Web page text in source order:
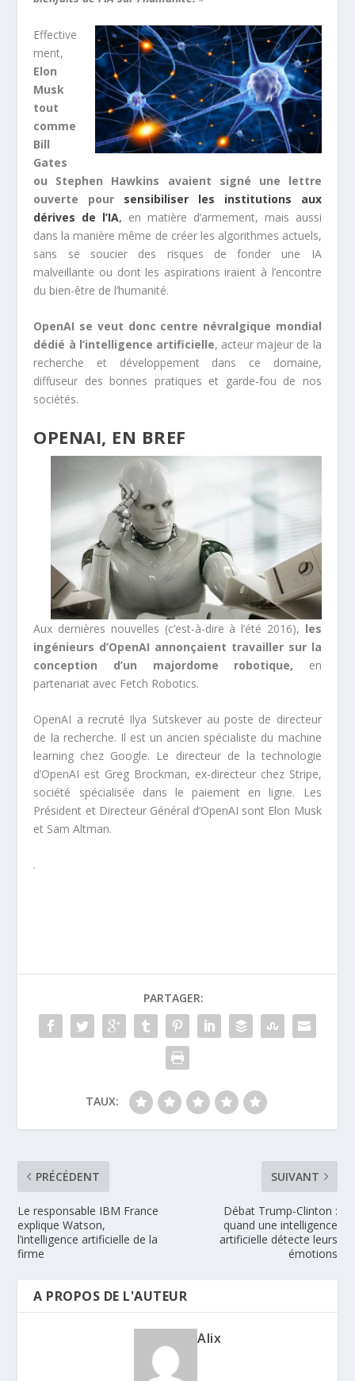
Effective
ment,
Elon
Musk
tout
comme
Bill
Gates
ou Stephen Hawkins avaient signé une lettre
ouverte pour sensibiliser les institutions aux
dérives de l’IA, en matière d’armement, mais aussi
dans la manière même de créer les algorithmes actuels,
sans se soucier des risques de fonder une IA
malveillante ou dont les aspirations iraient à l’encontre
du bien-être de l’humanité.
OpenAI se veut donc centre névralgique mondial
dédié à l’intelligence artificielle, acteur majeur de la
recherche et développement dans ce domaine,
diffuseur des bonnes pratiques et garde-fou de nos
sociétés.
OPENAI, EN BREF
Aux dernières nouvelles (c’est-à-dire à l’été 2016), les
ingénieurs d’OpenAI annonçaient travailler sur la
conception d’un majordome robotique, en
partenariat avec Fetch Robotics.
OpenAI a recruté Ilya Sutskever au poste de directeur
de la recherche. Il est un ancien spécialiste du machine
learning chez Google. Le directeur de la technologie
d’OpenAI est Greg Brockman, ex-directeur chez Stripe,
société spécialisée dans le paiement en ligne. Les
Président et Directeur Général d’OpenAI sont Elon Musk
et Sam Altman.
.
PARTAGER:
TAUX:
PRÉCÉDENT
Le responsable IBM France
explique Watson,
l’intelligence artificielle de la
firme
SUIVANT
Débat Trump-Clinton :
quand une intelligence
artificielle détecte leurs
émotions
A PROPOS DE L'AUTEUR
Alix